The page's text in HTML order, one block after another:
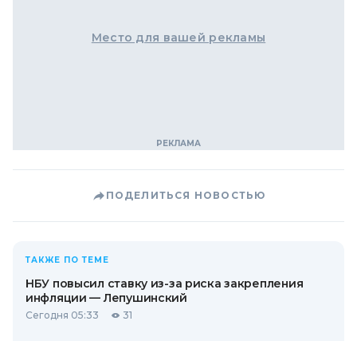
Место для вашей рекламы
ПОДЕЛИТЬСЯ НОВОСТЬЮ
ТАКЖЕ ПО ТЕМЕ
НБУ повысил ставку из-за риска закрепления
инфляции — Лепушинский
Сегодня 05:33 31